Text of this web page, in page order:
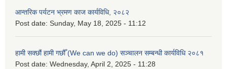
आन्तरिक पर्यटन भ्रमण काज कार्यविधि, २०८२
Post date: Sunday, May 18, 2025 - 11:12
हामी सक्छौं हामी गछौँ (We can we do) सञ्चालन सम्बन्धी कार्यविधि २०८१
Post date: Wednesday, April 2, 2025 - 11:28